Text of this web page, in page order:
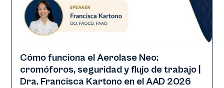
Neo Elite | Presentaciones
Cómo funciona el Aerolase Neo:
cromóforos, seguridad y flujo de trabajo |
Dra. Francisca Kartono en el AAD 2026